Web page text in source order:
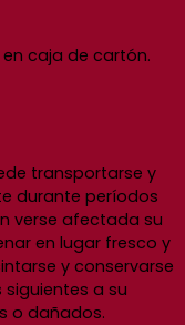
caja de cartón.
transportarse y
durante períodos
verse afectada su
en lugar fresco y
y conservarse
siguientes a su
o dañados.